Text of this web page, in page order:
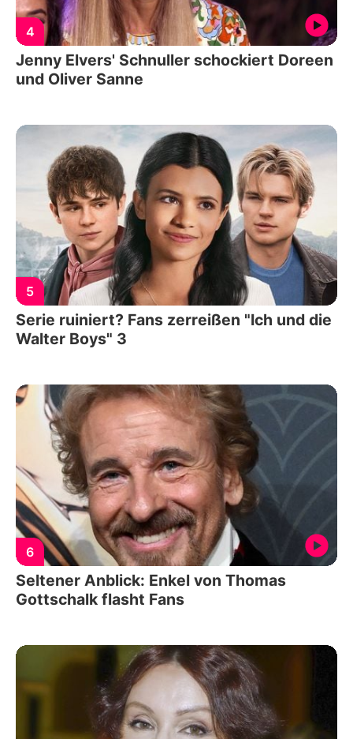
4
Jenny Elvers' Schnuller schockiert Doreen
und Oliver Sanne
5
Serie ruiniert? Fans zerreißen "Ich und die
Walter Boys" 3
6
Seltener Anblick: Enkel von Thomas
Gottschalk flasht Fans